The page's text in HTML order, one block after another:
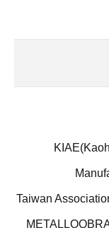
2015
Taiwan
2012